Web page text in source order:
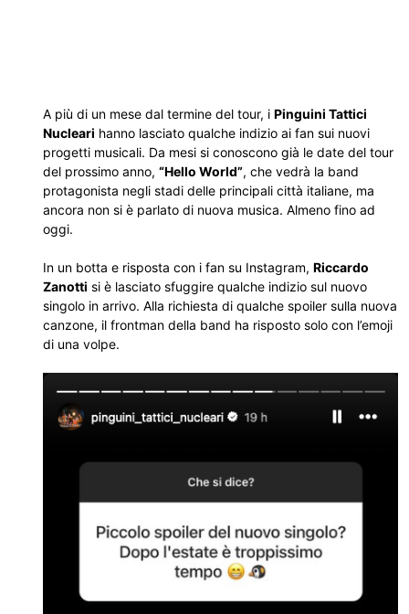
A più di un mese dal termine del tour, i Pinguini Tattici
Nucleari hanno lasciato qualche indizio ai fan sui nuovi
progetti musicali. Da mesi si conoscono già le date del tour
del prossimo anno, “Hello World”, che vedrà la band
protagonista negli stadi delle principali città italiane, ma
ancora non si è parlato di nuova musica. Almeno fino ad
oggi.
In un botta e risposta con i fan su Instagram, Riccardo
Zanotti si è lasciato sfuggire qualche indizio sul nuovo
singolo in arrivo. Alla richiesta di qualche spoiler sulla nuova
canzone, il frontman della band ha risposto solo con l’emoji
di una volpe.